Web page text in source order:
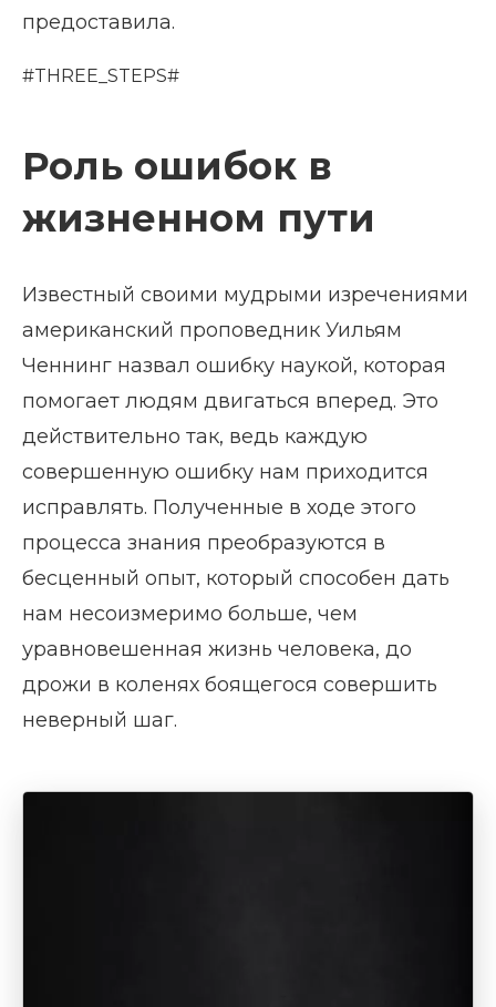
предоставила.
#THREE_STEPS#
Роль ошибок в
жизненном пути
Известный своими мудрыми изречениями
американский проповедник Уильям
Ченнинг назвал ошибку наукой, которая
помогает людям двигаться вперед. Это
действительно так, ведь каждую
совершенную ошибку нам приходится
исправлять. Полученные в ходе этого
процесса знания преобразуются в
бесценный опыт, который способен дать
нам несоизмеримо больше, чем
уравновешенная жизнь человека, до
дрожи в коленях боящегося совершить
неверный шаг.